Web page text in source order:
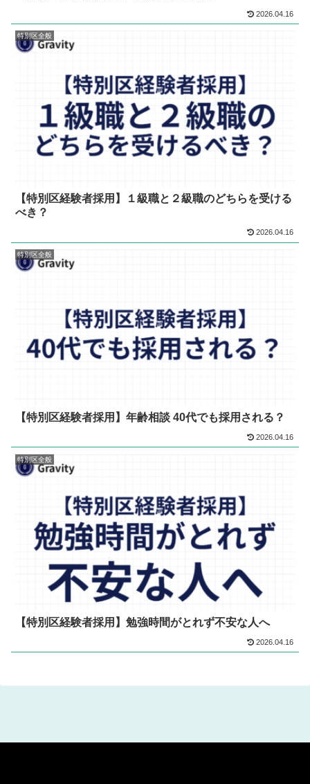
2026.04.16
特別区全般
【特別区経験者採用】１級職と２級職のどちらを受ける
べき？
2026.04.16
特別区全般
【特別区経験者採用】年齢相談 40代でも採用される？
2026.04.16
特別区全般
【特別区経験者採用】勉強時間がとれず不安な人へ
2026.04.16